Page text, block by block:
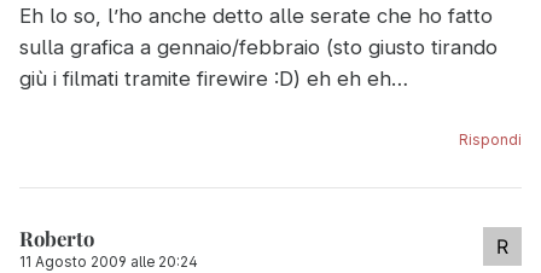
Eh lo so, l’ho anche detto alle serate che ho fatto
sulla grafica a gennaio/febbraio (sto giusto tirando
giù i filmati tramite firewire :D) eh eh eh…
Rispondi
Roberto
11 Agosto 2009 alle 20:24